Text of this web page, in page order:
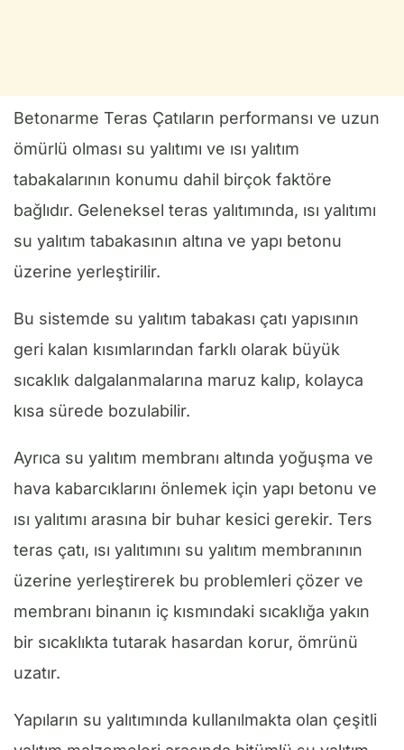
Betonarme Teras Çatıların performansı ve uzun
ömürlü olması su yalıtımı ve ısı yalıtım
tabakalarının konumu dahil birçok faktöre
bağlıdır. Geleneksel teras yalıtımında, ısı yalıtımı
su yalıtım tabakasının altına ve yapı betonu
üzerine yerleştirilir.
Bu sistemde su yalıtım tabakası çatı yapısının
geri kalan kısımlarından farklı olarak büyük
sıcaklık dalgalanmalarına maruz kalıp, kolayca
kısa sürede bozulabilir.
Ayrıca su yalıtım membranı altında yoğuşma ve
hava kabarcıklarını önlemek için yapı betonu ve
ısı yalıtımı arasına bir buhar kesici gerekir. Ters
teras çatı, ısı yalıtımını su yalıtım membranının
üzerine yerleştirerek bu problemleri çözer ve
membranı binanın iç kısmındaki sıcaklığa yakın
bir sıcaklıkta tutarak hasardan korur, ömrünü
uzatır.
Yapıların su yalıtımında kullanılmakta olan çeşitli